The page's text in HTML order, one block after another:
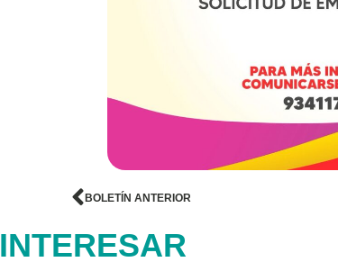
BOLETÍN ANTERIOR
INTERESAR